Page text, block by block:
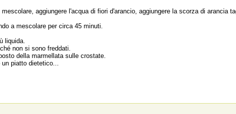
aggiungere l'acqua di fiori d'arancio, aggiungere la scorza di arancia
a mescolare per circa 45 minuti.
liquida.
non si sono freddati.
della marmellata sulle crostate.
piatto dietetico...